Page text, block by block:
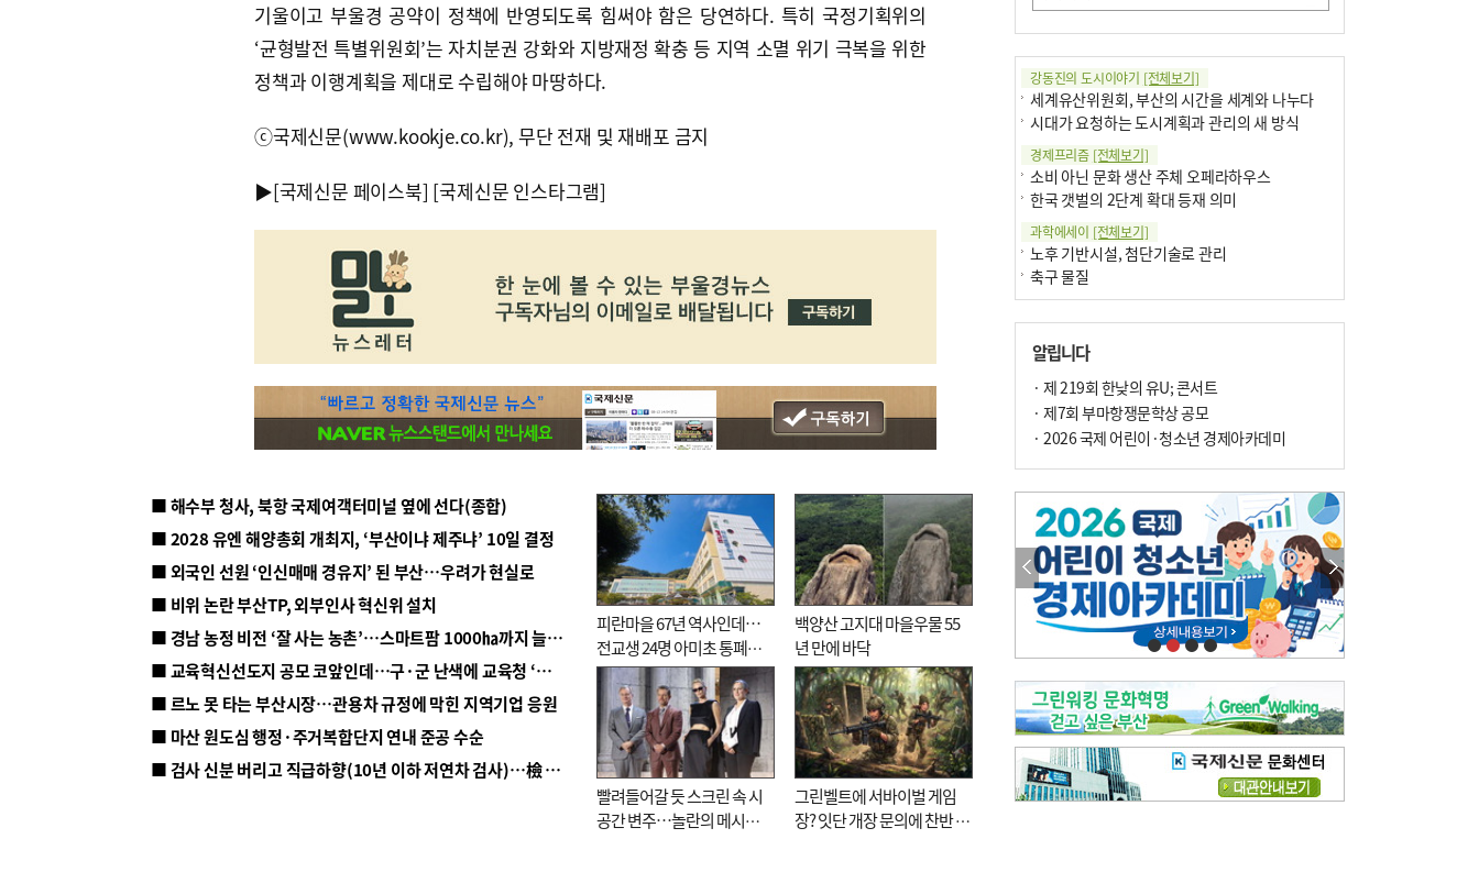
기울이고 부울경 공약이 정책에 반영되도록 힘써야 함은 당연하다. 특히 국정기획위의
‘균형발전 특별위원회’는 자치분권 강화와 지방재정 확충 등 지역 소멸 위기 극복을 위한
정책과 이행계획을 제대로 수립해야 마땅하다.
ⓒ국제신문(www.kookje.co.kr), 무단 전재 및 재배포 금지
▶[국제신문 페이스북] [국제신문 인스타그램]
■ 해수부 청사, 북항 국제여객터미널 옆에 선다(종합)
■ 2028 유엔 해양총회 개최지, ‘부산이냐 제주냐’ 10일 결정
■ 외국인 선원 ‘인신매매 경유지’ 된 부산…우려가 현실로
■ 비위 논란 부산TP, 외부인사 혁신위 설치
■ 경남 농정 비전 ‘잘 사는 농촌’…스마트팜 1000㏊까지 늘린다
■ 교육혁신선도지 공모 코앞인데…구·군 난색에 교육청 ‘쩔쩔’
■ 르노 못 타는 부산시장…관용차 규정에 막힌 지역기업 응원
■ 마산 원도심 행정·주거복합단지 연내 준공 수순
■ 검사 신분 버리고 직급하향(10년 이하 저연차 검사)…檢 중수청행 기피
피란마을 67년 역사인데…
전교생 24명 아미초 통폐합
기로
백양산 고지대 마을우물 55
년 만에 바닥
빨려들어갈 듯 스크린 속 시
공간 변주…놀란의 메시지
그린벨트에 서바이벌 게임
장? 잇단 개장 문의에 찬반 논
강동진의 도시이야기 [전체보기]
세계유산위원회, 부산의 시간을 세계와 나누다
시대가 요청하는 도시계획과 관리의 새 방식
경제프리즘 [전체보기]
소비 아닌 문화 생산 주체 오페라하우스
한국 갯벌의 2단계 확대 등재 의미
과학에세이 [전체보기]
노후 기반시설, 첨단기술로 관리
축구 물질
부정선거
선관위와 尹의 ‘0점 답안’
기고[전체보기]
환자의 희망, 헌혈의 힘
대학과 지역 ‘연결’이 지역혁신이다
엘리트 자평해온 市 공무원…생중계 회의서 능력 입증을
김준희의 클래식 인사이트[전체보기]
여름날의 애상, 왈츠
빛나는 꿈의 계절, 4월의 노래
김지윤의 우리음악 이야기[전체보기]
세종시대 음악이 전해진 이유
영산회상, 불교음악에서 풍류음악으로
뉴스와 현장[전체보기]
‘800조 투자’ 희비 가른 재생에너지
뜨거워지는 바다, 북쪽으로 열리는 항로
데스크시각[전체보기]
물은 행정구역 경계를 따라 흐르지 않는다
알립니다
· 제 219회 한낮의 유U; 콘서트
· 제7회 부마항쟁문학상 공모
· 2026 국제 어린이·청소년 경제아카데미